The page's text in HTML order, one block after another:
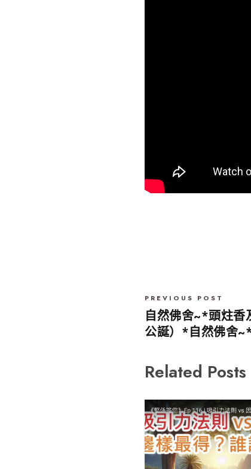
PREVIOUS POST
自然佛舍~*頭炷
公誕）*自然佛舍
Related Posts